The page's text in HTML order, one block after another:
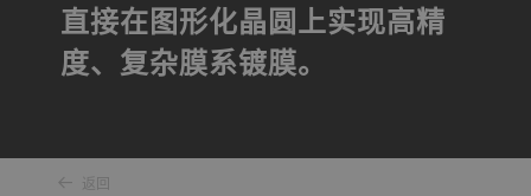
直接在图形化晶圆上实现高精
度、复杂膜系镀膜。
返回